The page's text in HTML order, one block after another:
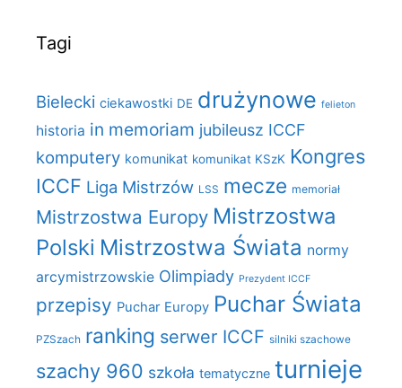
Tagi
Bielecki ciekawostki DE drużynowe felieton
historia in memoriam jubileusz ICCF
komputery komunikat komunikat KSzK Kongres
ICCF Liga Mistrzów LSS mecze memoriał
Mistrzostwa Europy Mistrzostwa
Polski Mistrzostwa Świata normy
arcymistrzowskie Olimpiady Prezydent ICCF
przepisy Puchar Europy Puchar Świata
PZSzach ranking serwer ICCF silniki szachowe
szachy 960 szkoła tematyczne turnieje